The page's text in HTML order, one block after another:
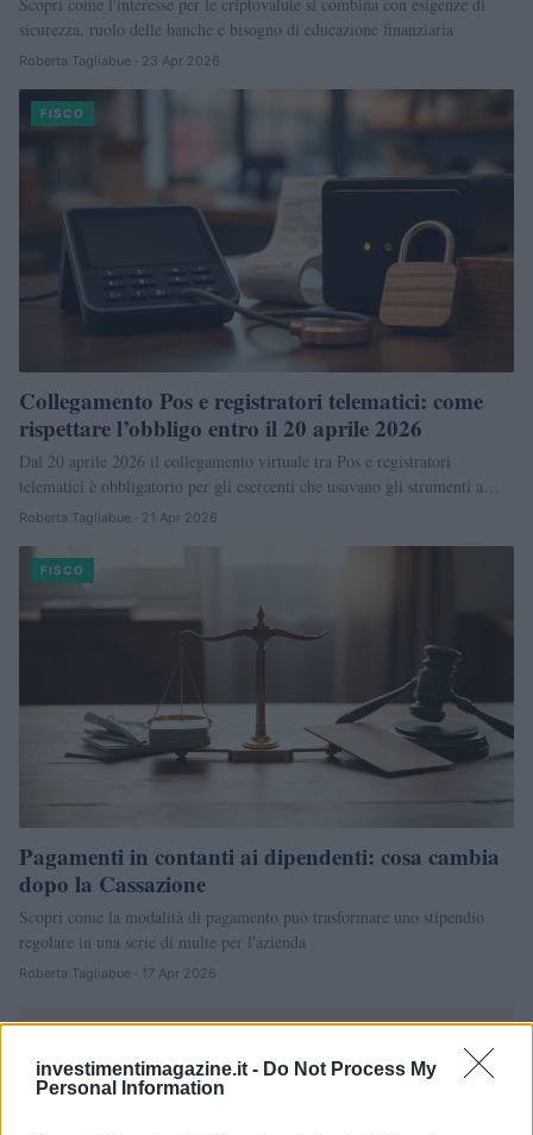
investimentimagazine.it - Do Not Process My
Personal Information
sicurezza, ruolo delle banche e bisogno di educazione finanziaria
Roberta Tagliabue · 23 Apr 2026
FISCO
Collegamento Pos e registratori telematici: come
rispettare l’obbligo entro il 20 aprile 2026
Dal 20 aprile 2026 il collegamento virtuale tra Pos e registratori
telematici è obbligatorio per gli esercenti che usavano gli strumenti a…
Roberta Tagliabue · 21 Apr 2026
FISCO
Pagamenti in contanti ai dipendenti: cosa cambia
dopo la Cassazione
Scopri come la modalità di pagamento può trasformare uno stipendio
regolare in una serie di multe per l'azienda
Roberta Tagliabue · 17 Apr 2026